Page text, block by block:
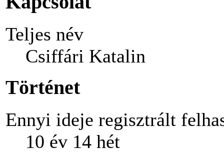
Teljes név
Csiffári Katalin
Történet
Ennyi ideje regisztrált
10 év 14 hét